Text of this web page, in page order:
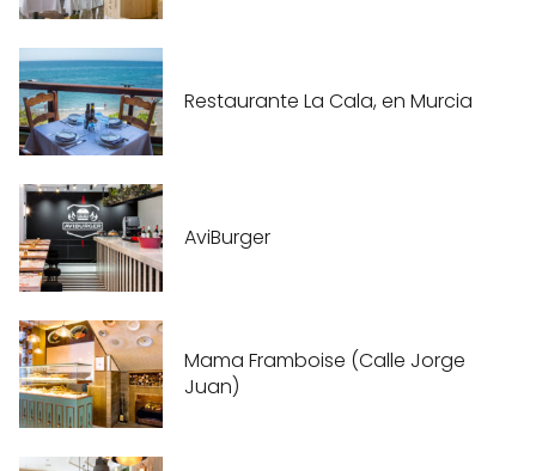
Restaurante La Cala, en Murcia
AviBurger
Mama Framboise (Calle Jorge
Juan)